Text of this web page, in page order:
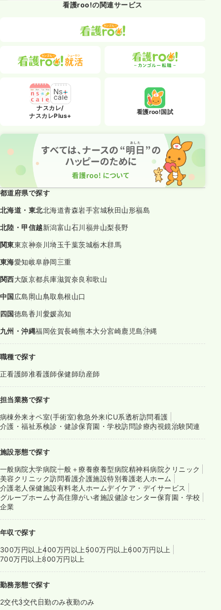
看護roo!の関連サービス
ナスカレ/
ナスカレPlus+
看護roo!国試
都道府県で探す
北海道・東北北海道青森岩手宮城秋田山形福島
北陸・甲信越新潟富山石川福井山梨長野
関東東京神奈川埼玉千葉茨城栃木群馬
東海愛知岐阜静岡三重
関西大阪京都兵庫滋賀奈良和歌山
中国広島岡山鳥取島根山口
四国徳島香川愛媛高知
九州・沖縄福岡佐賀長崎熊本大分宮崎鹿児島沖縄
職種で探す
正看護師准看護師保健師助産師
担当業務で探す
病棟外来オペ室(手術室)救急外来ICU系透析訪問看護
介護・福祉系検診・健診保育園・学校訪問診療内視鏡治験関連
施設形態で探す
一般病院大学病院一般＋療養療養型病院精神科病院クリニック
美容クリニック訪問看護介護施設特別養護老人ホーム
介護老人保健施設有料老人ホームデイケア・デイサービス
グループホームサ高住障がい者施設健診センター保育園・学校
企業
年収で探す
300万円以上400万円以上 500万円以上600万円以上
700万円以上800万円以上
勤務形態で探す
2交代3交代日勤のみ夜勤のみ